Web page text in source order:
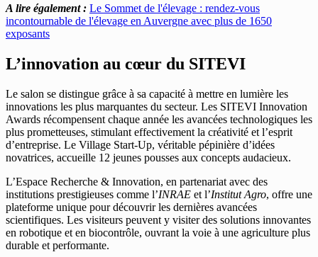
A lire également : Le Sommet de l'élevage : rendez-vous
incontournable de l'élevage en Auvergne avec plus de 1650
exposants
L’innovation au cœur du SITEVI
Le salon se distingue grâce à sa capacité à mettre en lumière les
innovations les plus marquantes du secteur. Les SITEVI Innovation
Awards récompensent chaque année les avancées technologiques les
plus prometteuses, stimulant effectivement la créativité et l’esprit
d’entreprise. Le Village Start-Up, véritable pépinière d’idées
novatrices, accueille 12 jeunes pousses aux concepts audacieux.
L’Espace Recherche & Innovation, en partenariat avec des
institutions prestigieuses comme l’INRAE et l’Institut Agro, offre une
plateforme unique pour découvrir les dernières avancées
scientifiques. Les visiteurs peuvent y visiter des solutions innovantes
en robotique et en biocontrôle, ouvrant la voie à une agriculture plus
durable et performante.